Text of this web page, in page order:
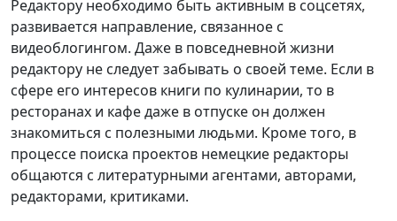
Редактору необходимо быть активным в соцсетях,
развивается направление, связанное с
видеоблогингом. Даже в повседневной жизни
редактору не следует забывать о своей теме. Если в
сфере его интересов книги по кулинарии, то в
ресторанах и кафе даже в отпуске он должен
знакомиться с полезными людьми. Кроме того, в
процессе поиска проектов немецкие редакторы
общаются с литературными агентами, авторами,
редакторами, критиками.